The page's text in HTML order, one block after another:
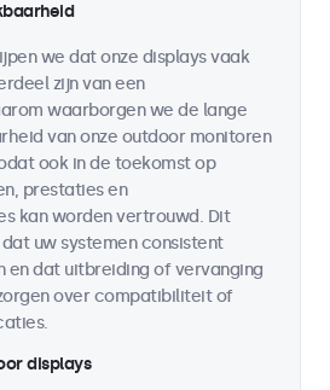
we dat onze displays vaak
zijn van een
waarborgen we de lange
van onze outdoor monitoren
ook in de toekomst op
prestaties en
kan worden vertrouwd. Dit
uw systemen consistent
en dat uitbreiding of vervanging
over compatibiliteit of
displays